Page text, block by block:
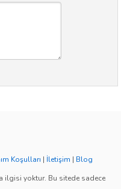
Koşulları | İletişim | Blog
ilgisi yoktur. Bu sitede sadece